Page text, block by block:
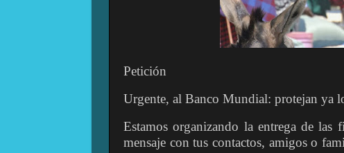
Petición
Urgente, al Banco Mundial: protejan ya
Estamos organizando la entrega de las
mensaje con tus contactos, amigos o